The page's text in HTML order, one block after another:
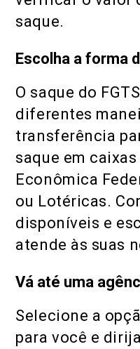
saque.
Escolha a forma
O saque do
diferentes
transferência
saque em
Econômica
ou Lotéricas.
disponíveis e
atende às suas
Vá até uma
Selecione a
para você e